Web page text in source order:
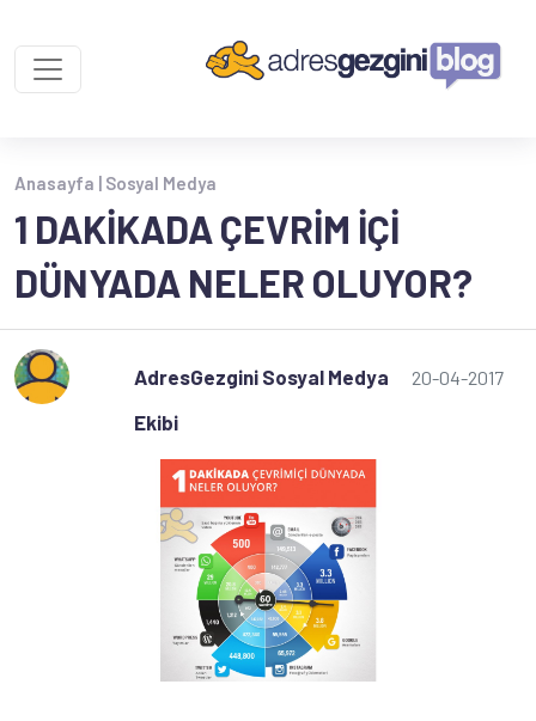
Anasayfa | Sosyal Medya
1 DAKIKADA ÇEVRIM İÇI
DÜNYADA NELER OLUYOR?
AdresGezgini Sosyal Medya
Ekibi
20-04-2017